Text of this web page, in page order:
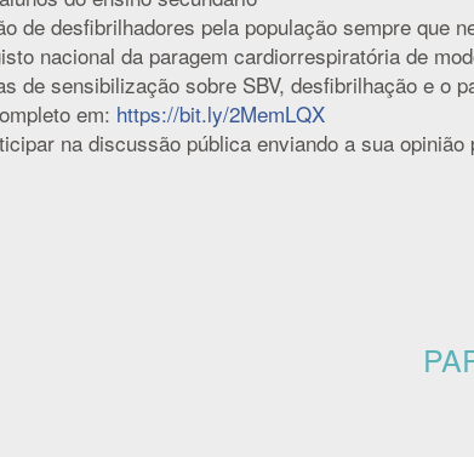
de desfibrilhadores pela população sempre que
nacional da paragem cardiorrespiratória de
de sensibilização sobre SBV, desfibrilhação e o
em: https://bit.ly/2MemLQX
na discussão pública enviando a sua